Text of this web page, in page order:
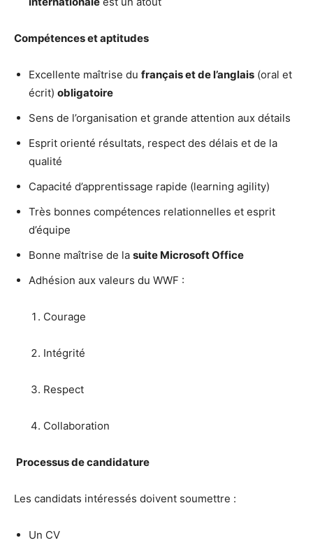
Compétences et aptitudes
Excellente maîtrise du français et de l’anglais (oral et
écrit) obligatoire
Sens de l’organisation et grande attention aux détails
Esprit orienté résultats, respect des délais et de la
qualité
Capacité d’apprentissage rapide (learning agility)
Très bonnes compétences relationnelles et esprit
d’équipe
Bonne maîtrise de la suite Microsoft Office
Adhésion aux valeurs du WWF :
Courage
Intégrité
Respect
Collaboration
Processus de candidature
Les candidats intéressés doivent soumettre :
Un CV